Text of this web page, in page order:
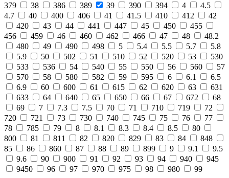
379
38 386 389 39 390 394 4
4.5
4.7
40 400 406 41 41.5 410 412
42
420
43 44 441 447 45 450
455
456
459 46 460 462 466 47 48
48.2
480
49 490 498 5 5.4 5.5 5.7
5.8
5.9
50 502 51 510 52 520 53
530
533
536 54 540 55 550 56 560
57
570
58 580 582 59 595 6 6.1
6.5
6.9
60 600 61 615 62 620 63
631
633
64 640 65 650 66 67 672
68
69
7 7.3 7.5 70 71 710 719
72
720
721 73 730 740 745 75 76
77
78
785 79 8 8.1 8.3 8.4 8.5
80
800
81 811 82 820 829 83 84
848
85
86 860 87 88 89 899 9 9.1
9.5
9.6
90 900 91 92 93 94 940
945
9450
96 97 970 975 98 980
99